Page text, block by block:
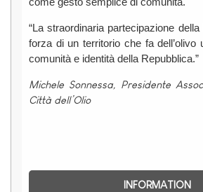
“La straordinaria partecipazione
forza di un territorio che fa dell’olivo
comunità e identità della Repubblica.”
Michele Sonnessa, Presidente
Città dell’Olio
INFORMATION